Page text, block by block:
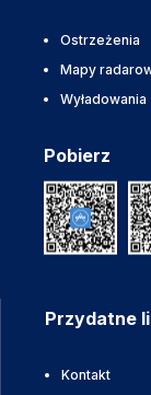
Ostrzeżenia
Mapy
Wyładowania
Pobierz
Przydatne
Kontakt